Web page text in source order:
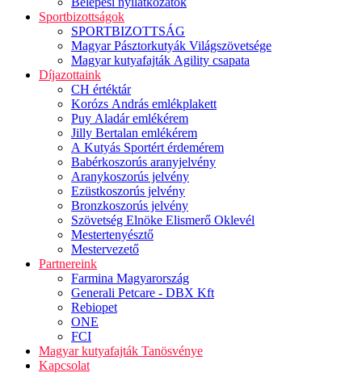
Sportbizottságok
SPORTBIZOTTSÁG
Magyar Pásztorkutyák Világszövetsége
Magyar kutyafajták Agility csapata
Díjazottaink
CH értéktár
Korózs András emlékplakett
Puy Aladár emlékérem
Jilly Bertalan emlékérem
A Kutyás Sportért érdemérem
Babérkoszorús aranyjelvény
Aranykoszorús jelvény
Ezüstkoszorús jelvény
Bronzkoszorús jelvény
Szövetség Elnöke Elismerő Oklevél
Mestertenyésztő
Mestervezető
Partnereink
Farmina Magyarország
Generali Petcare - DBX Kft
Rebiopet
ONE
FCI
Magyar kutyafajták Tanösvénye
Kapcsolat